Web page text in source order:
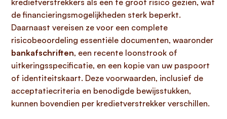
kredietverstrekkers als een te groot risico gezien, wat
de financieringsmogelijkheden sterk beperkt.
Daarnaast vereisen ze voor een complete
risicobeoordeling essentiële documenten, waaronder
bankafschriften, een recente loonstrook of
uitkeringsspecificatie, en een kopie van uw paspoort
of identiteitskaart. Deze voorwaarden, inclusief de
acceptatiecriteria en benodigde bewijsstukken,
kunnen bovendien per kredietverstrekker verschillen.